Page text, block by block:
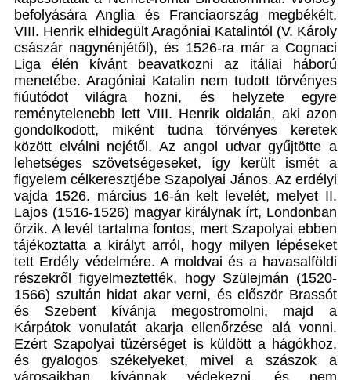
befolyására Anglia és Franciaország megbékélt,
VIII. Henrik elhidegült Aragóniai Katalintól (V. Károly
császár nagynénjétől), és 1526-ra már a Cognaci
Liga élén kívánt beavatkozni az itáliai háború
menetébe. Aragóniai Katalin nem tudott törvényes
fiúutódot világra hozni, és helyzete egyre
reménytelenebb lett VIII. Henrik oldalán, aki azon
gondolkodott, miként tudna törvényes keretek
között elválni nejétől. Az angol udvar gyűjtötte a
lehetséges szövetségeseket, így került ismét a
figyelem célkeresztjébe Szapolyai János. Az erdélyi
vajda 1526. március 16-án kelt levelét, melyet II.
Lajos (1516-1526) magyar királynak írt, Londonban
őrzik. A levél tartalma fontos, mert Szapolyai ebben
tájékoztatta a királyt arról, hogy milyen lépéseket
tett Erdély védelmére. A moldvai és a havasalföldi
részekről figyelmeztették, hogy Szülejmán (1520-
1566) szultán hidat akar verni, és először Brassót
és Szebent kívánja megostromolni, majd a
Kárpátok vonulatát akarja ellenőrzése alá vonni.
Ezért Szapolyai tüzérséget is küldött a hágókhoz,
és gyalogos székelyeket, mivel a szászok a
városaikban kívánnak védekezni, és nem